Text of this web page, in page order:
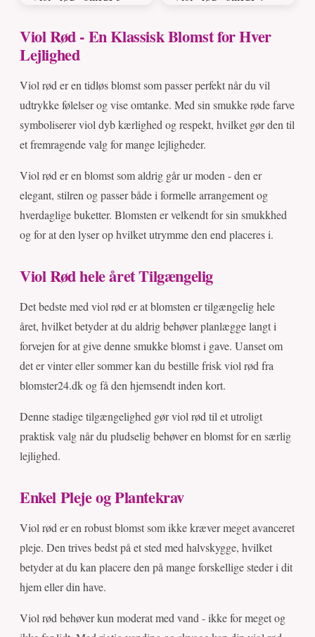
Viol Rød - En Klassisk Blomst for Hver
Lejlighed
Viol rød er en tidløs blomst som passer perfekt når du vil
udtrykke følelser og vise omtanke. Med sin smukke røde farve
symboliserer viol dyb kærlighed og respekt, hvilket gør den til
et fremragende valg for mange lejligheder.
Viol rød er en blomst som aldrig går ur moden - den er
elegant, stilren og passer både i formelle arrangement og
hverdaglige buketter. Blomsten er velkendt for sin smukkhed
og for at den lyser op hvilket utrymme den end placeres i.
Viol Rød hele året Tilgængelig
Det bedste med viol rød er at blomsten er tilgængelig hele
året, hvilket betyder at du aldrig behøver planlægge langt i
forvejen for at give denne smukke blomst i gave. Uanset om
det er vinter eller sommer kan du bestille frisk viol rød fra
blomster24.dk og få den hjemsendt inden kort.
Denne stadige tilgængelighed gør viol rød til et utroligt
praktisk valg når du pludselig behøver en blomst for en særlig
lejlighed.
Enkel Pleje og Plantekrav
Viol rød er en robust blomst som ikke kræver meget avanceret
pleje. Den trives bedst på et sted med halvskygge, hvilket
betyder at du kan placere den på mange forskellige steder i dit
hjem eller din have.
Viol rød behøver kun moderat med vand - ikke for meget og